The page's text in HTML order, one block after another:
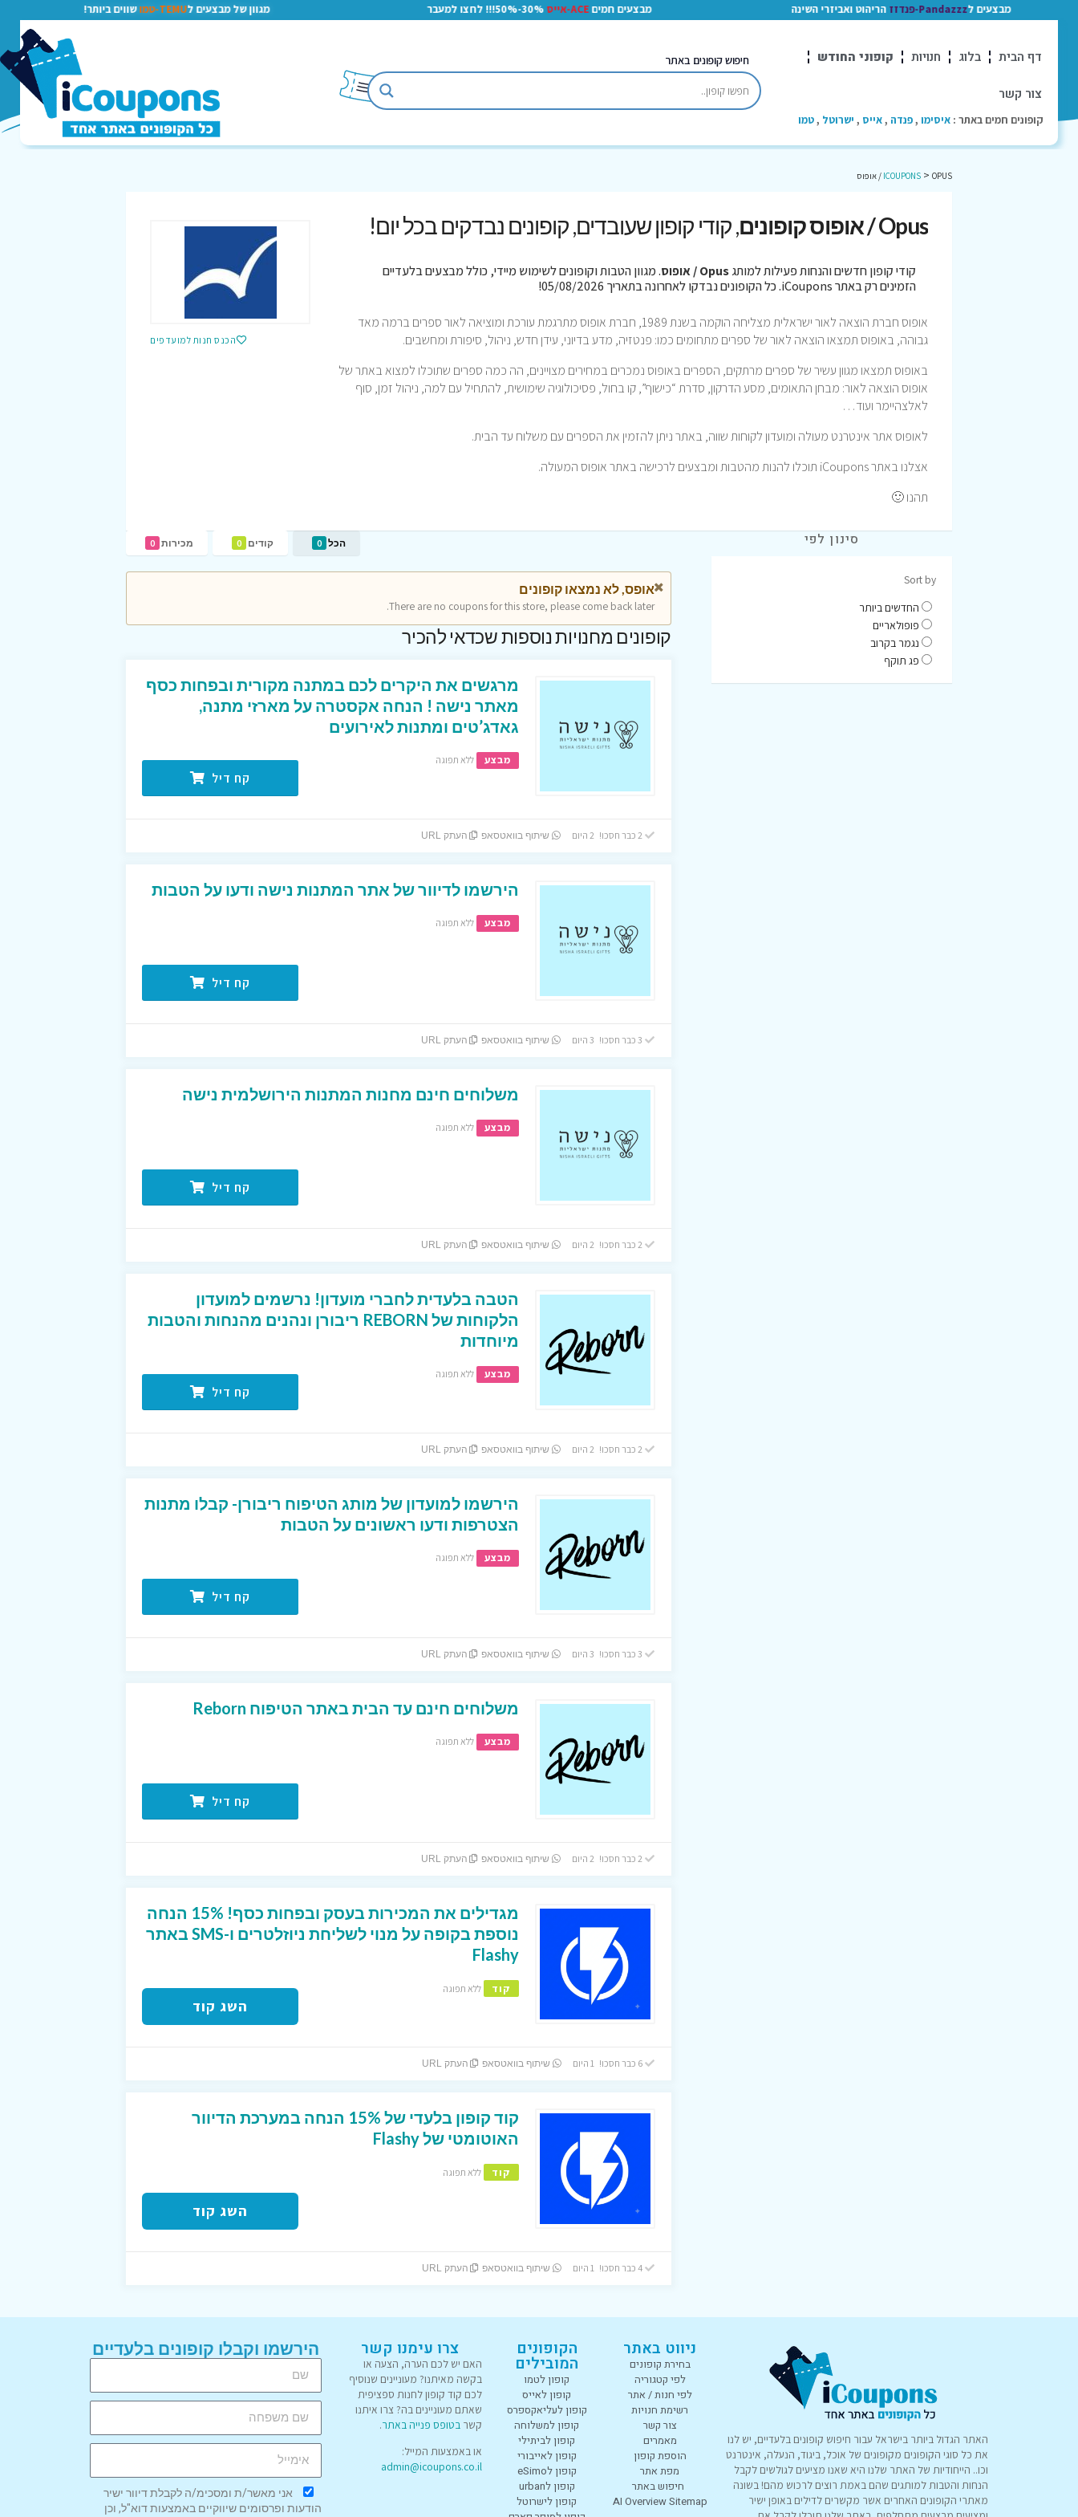
מבצעים לPandazzz-פנדזז הריהוט ואביזרי השינה מבצעים חמיםACE-אייס 30%-50%!!! לחצו למעבר מגוון של מבצעים לTEMU-טמו שווים ביותר!
דף הבית בלוג חנויות קופוני החודש
צור קשר
קופונים חמים באתר : איסימו ,פנדה ,אייס , ישרוטל ,טמו
חיפוש קופונים באתר
ICOUPONS > OPUS / אופוס
הכנס חנות למועדפים
Opus / אופוס קופונים , קודי קופון שעובדים, קופונים נבדקים בכל יום!
קודי קופון חדשים והנחות פעילות למותגOpus / אופוס
. מגוון הטבות וקופונים לשימוש מיידי, כולל מבצעים בלעדיים
הזמינים רק באתר iCoupons. כל הקופונים נבדקו לאחרונה בתאריך 05/08/2026!
אופוס חברת הוצאה לאור ישראלית מצליחה הוקמה בשנת 1989, חברת אופוס מתרגמת עורכת ומוציאה לאור ספרים ברמה מאד
גבוהה, באופוס תמצאו הוצאה לאור של ספרים מתחומים כמו: פנטזיה, מדע בדיוני, עידן חדש, ניהול, סיפורת ומחשבים.
באופוס תמצאו מגוון עשיר של ספרים מרתקים, הספרים באופוס נמכרים במחירים מצויינים, הה כמה ספרים שתוכלו למצוא באתר של
אופוס הוצאה לאור: מבחן התאומים, מסע הדרקון, סדרת “כישוף”, קו בחול, פסיכולוגיה שימושית, להתחיל עם למה, ניהול זמן, סוף
לאלצהיימר ועוד…
לאופוס אתר אינטרנט מעולה ומועדון לקוחות שווה, באתר ניתן להזמין את הספרים עם משלוח עד הבית.
אצלנו באתר iCoupons תוכלו להנות מהטבות ומבצעים לרכישה באתר אופוס המעולה.
תהנו 🙂
הכל 0 קודים 0 מכירות 0
אופס, לא נמצאו קופונים
There are no coupons for this store, please come back later.
קופונים מחנויות נוספות שכדאי להכיר
מרגשים את היקרים לכם במתנה מקורית ובפחות כסף
מאתר נישה ! הנחה אקסטרה על מארזי מתנה,
גאדג’טים ומתנות לאירועים
מבצע ללא תפוגה
קח דיל
2 כבר חסכו! 2 היום שיתוף בוואטסאפ העתק URL
הירשמו לדיוור של אתר המתנות נישה ודעו על הטבות
מבצע ללא תפוגה
קח דיל
שיתוף בוואטסאפ העתק URL
משלוחים חינם מחנות המתנות הירושלמית נישה
מבצע ללא תפוגה
קח דיל
2 כבר חסכו! 2 היום שיתוף בוואטסאפ העתק URL
הטבה בלעדית לחברי מועדון! נרשמים למועדון
הלקוחות של REBORN ריבורן ונהנים מהנחות והטבות
מיוחדות
מבצע ללא תפוגה
קח דיל
2 כבר חסכו! 2 היום שיתוף בוואטסאפ העתק URL
הירשמו למועדון של מותג הטיפוח ריבורן- קבלו מתנות
הצטרפות ודעו ראשונים על הטבות
מבצע ללא תפוגה
קח דיל
שיתוף בוואטסאפ העתק URL
משלוחים חינם עד הבית באתר הטיפוח Reborn
מבצע ללא תפוגה
קח דיל
2 כבר חסכו! 2 היום שיתוף בוואטסאפ העתק URL
מגדילים את המכירות בעסק ובפחות כסף! 15% הנחה
נוספת בקופה על מנוי לשליחת ניוזלטרים ו-SMS באתר
Flashy
קוד ללא תפוגה
השג קוד
6 כבר חסכו! 1 היום שיתוף בוואטסאפ העתק URL
קוד קופון בלעדי של 15% הנחה במערכת הדיוור
האוטומטי של Flashy
קוד ללא תפוגה
השג קוד
4 כבר חסכו! 1 היום שיתוף בוואטסאפ העתק URL
סינון לפי
Sort by
החדשים ביותר
פופולאריים
נגמר בקרוב
פג תוקף
האתר הגדול ביותר בישראל עבור חיפוש קופונים בלעדיים, יש לנו
את כל סוגי הקופונים מקופונים של אוכל, ביגוד, הנעלה, אינטרנט
וכו.. הייחודיות של האתר שלנו היא שאנו מציעים לגולשים לקבל
הנחות והטבות למותגים שהם באמת רוצים לרכוש מהם! בשונה
מאתרי הקופונים האחרים אשר מקשרים לדילים באופן ישיר
ניווט באתר
בחירת קופונים
לפי קטגוריה
לפי חנות / אתר
רשימת חנויות
צור קשר
מאמרים
הוספת קופון
מפת אתר
חיפוש באתר
AI Overview Sitemap
הקופונים
המובילים
קופון לטמו
קופון לאייס
קופון לעליאקספרס
קופון למשלוחה
קופון לביתילי
קופון לאייבורי
קופון לeSimo
קופון לurban
קופון לישרוטל
צרו עימנו קשר
האם יש לכם הערה, הצעה או
בקשה מאיתנו? מעוניינים שנוסיף
לכם קוד קופון לחנות ספציפית
שאתם מעוניינים בה? צרו איתנו
קשר בטופס פנייה באתר.
או באמצעות המייל:
admin@icoupons.co.il
הירשמו וקבלו קופונים בלעדיים
אני מאשר/ת ומסכימ/ה לקבלת דיוור ישיר
הודעות ופרסומים שיווקיים באמצעות דוא"ל, וכן